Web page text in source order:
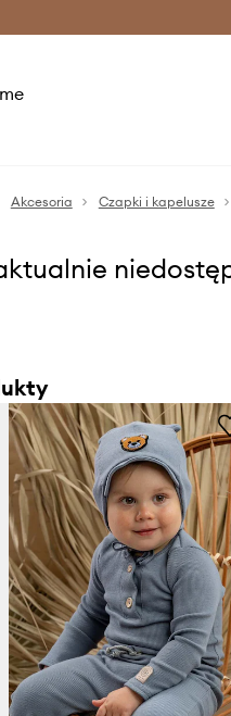
Akcesoria Czapki i kapelusze